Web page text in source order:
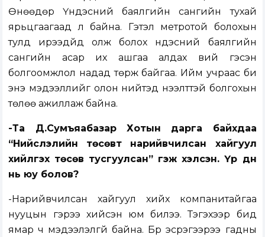
Өнөөдөр Үндэсний баялгийн сангийн тухай
ярьцгаагаад л байна. Гэтэл метротой болохын
тулд ирээдүйд олж болох үндэсний баялгийн
сангийн асар их ашгаа алдах вий гэсэн
болгоомжлол надад төрж байгаа. Ийм учраас би
энэ мэдээллийг олон нийтэд нээлттэй болгохын
төлөө ажиллаж байна.
-Та Д.Сумъяабазар Хотын дарга байхдаа
“Нийслэлийн төсөвт нарийвчилсан хайгуул
хийлгэх төсөв тусгуулсан” гэж хэлсэн. Үр дүн
нь юу болов?
-Нарийвчилсан хайгуул хийх компанитайгаа
нууцын гэрээ хийсэн юм билээ. Тэгэхээр бид
ямар ч мэдээлэлгүй байна. Бүр эсрэгээрээ гадны